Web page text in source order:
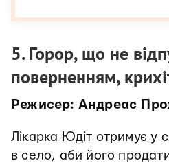
5. Горор, що не
поверненням,
Режисер: Андреас
Лікарка Юдіт отримує у
в село, аби його